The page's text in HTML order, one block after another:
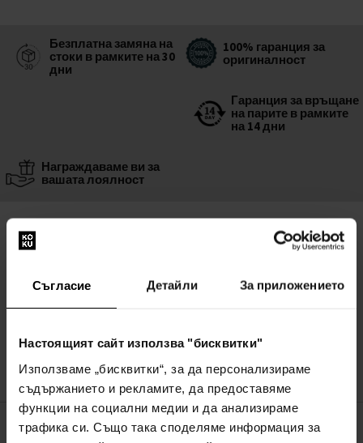
Съгласие Детайли За приложението
Настоящият сайт използва "бисквитки"
Използваме „бисквитки“, за да персонализираме
съдържанието и рекламите, да предоставяме
функции на социални медии и да анализираме
трафика си. Също така споделяме информация за
Безплатна замяна на
стоки в рамките на 30
дни
100% гаранция за
оригиналност
Гаранция за връщане
на парите в рамките
на 14 дни
Награждаваме ви за
вашата лоялност
Други варианти
100мл - Тоалетна вода - Тестер - Унисекс
27,00€
СПИСЪК